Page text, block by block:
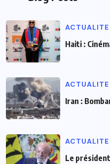
ACTUALITE
Haiti :
ACTUALITE
Iran :
ACTUALITE
Le